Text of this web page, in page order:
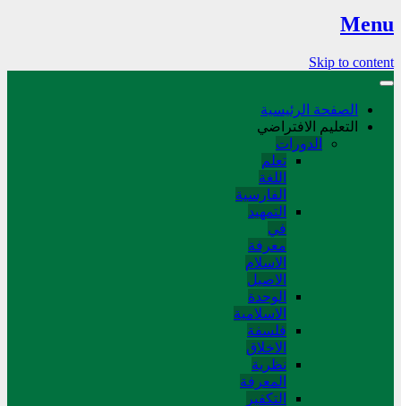
Menu
Skip to content
الصفحة الرئيسية
التعليم الافتراضي
الدورات
تعلم
اللغة
الفارسیة
التمهید
في
معرفة
الاسلام
الاصیل
الوحدة
الاسلامیة
فلسفة
الاخلاق
نظریة
المعرفة
التکفیر